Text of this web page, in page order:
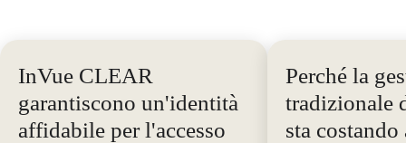
InVue CLEAR
garantiscono un'identità
affidabile per l'accesso
Perché la
tradizionale
sta costando